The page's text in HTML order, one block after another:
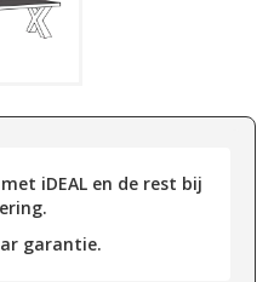
iDEAL en de rest bij
garantie.